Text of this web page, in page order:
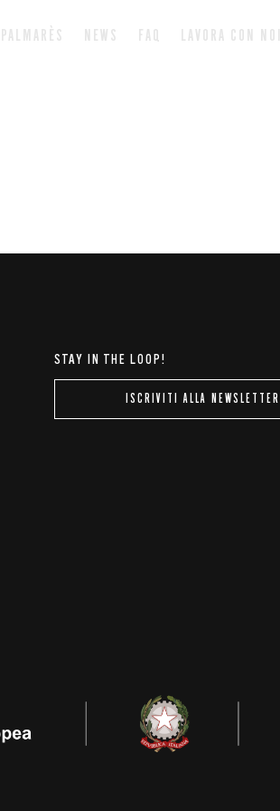
PALMARÈS NEWS FAQ LAVORA CON NOI
STAY IN THE LOOP!
ISCRIVITI ALLA NEWSLETTER